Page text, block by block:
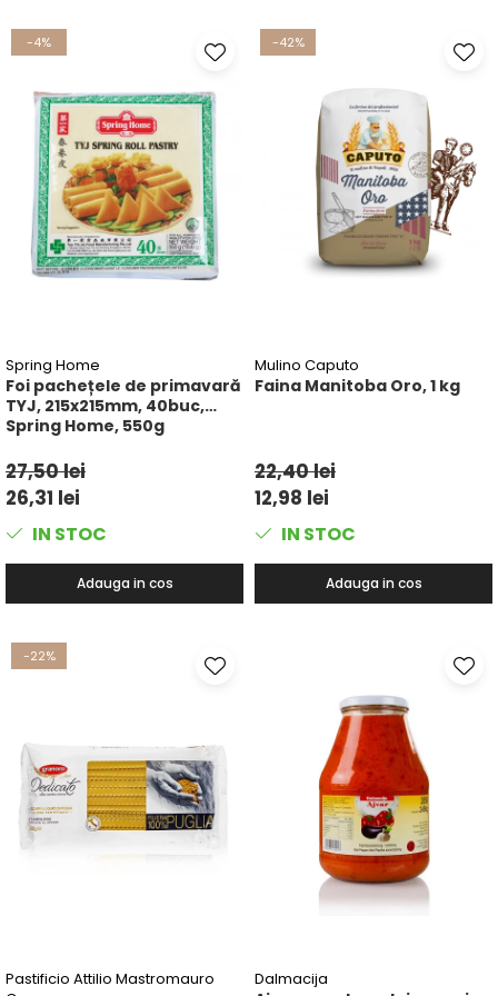
Ulei Huileries du Berry
Ulei Wiberg Gastro
-4%
Spring Home
Foi pachețele de primavară
TYJ, 215x215mm, 40buc,
Spring Home, 550g
27,50 lei
26,31 lei
IN STOC
Adauga in cos
-42%
Mulino Caputo
Faina Manitoba Oro, 1 kg
22,40 lei
12,98 lei
IN STOC
Adauga in cos
-22%
Pastificio Attilio Mastromauro
Dalmacija